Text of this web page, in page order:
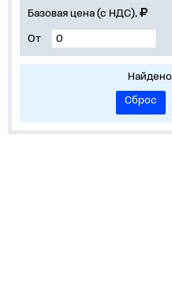
Базовая цена (с НДС),
От
Сброс